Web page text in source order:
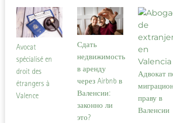
Avocat
spécialisé en
droit des
étrangers à
Valence
Сдать
недвижимость
в аренду
через Airbnb в
Валенсии:
законно ли
это?
Адвокат
праву в
Валенсии